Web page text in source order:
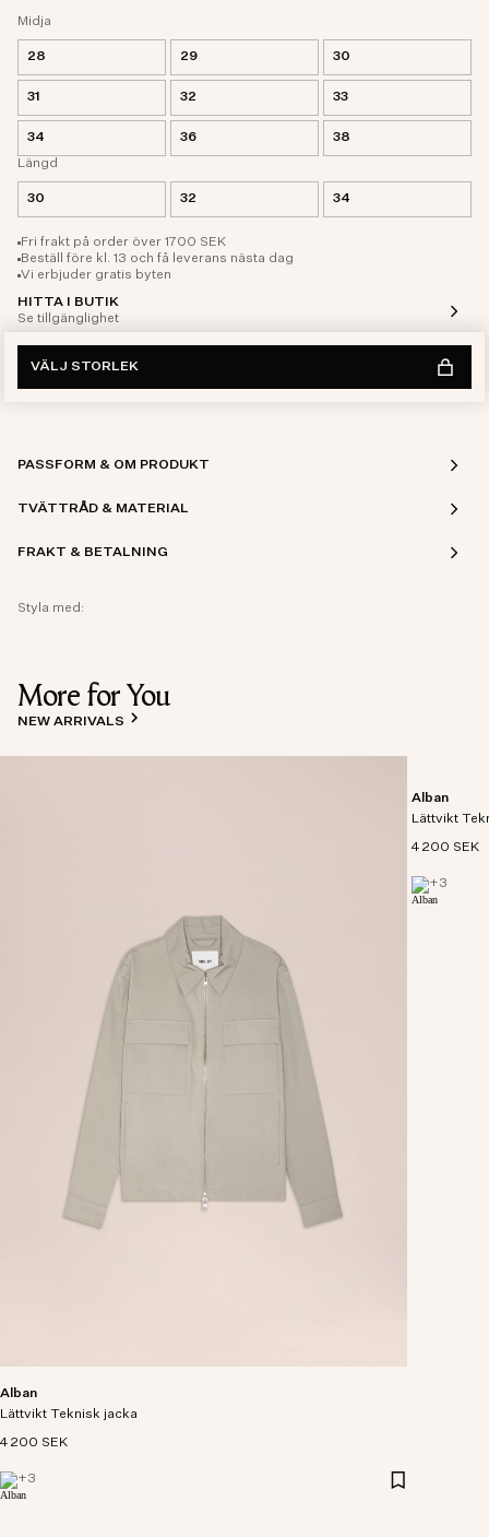
Midja
28 29 30
31 32 33
34 36
38
Längd
30 32 34
Fri frakt på order över 1700 SEK
Beställ före kl. 13 och få leverans nästa dag
Vi erbjuder gratis byten
HITTA I BUTIK
Se tillgänglighet
VÄLJ STORLEK
PASSFORM & OM PRODUKT
TVÄTTRÅD & MATERIAL
FRAKT & BETALNING
Styla med:
More for You
NEW ARRIVALS
Alban
Lättvikt Teknisk jacka
4 200 SEK
+3
Alban
Lättvikt
4 200 SEK
+3